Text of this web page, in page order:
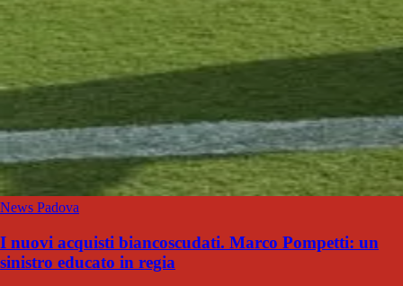
News Padova
I nuovi acquisti biancoscudati. Marco Pompetti: un
sinistro educato in regia